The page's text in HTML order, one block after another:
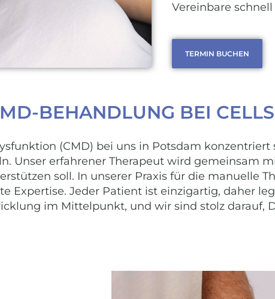
Vereinbare
TERMIN BUCHEN
BEHANDLUNG BEI
(CMD) bei uns in Potsdam
Unser erfahrener Therapeut wird gemeinsam
soll. In unserer Praxis für die manuelle
Expertise. Jeder Patient ist einzigartig, daher
im Mittelpunkt, und wir sind stolz darauf,